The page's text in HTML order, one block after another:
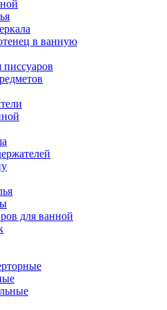
в ванную
писсуаров
для ванной